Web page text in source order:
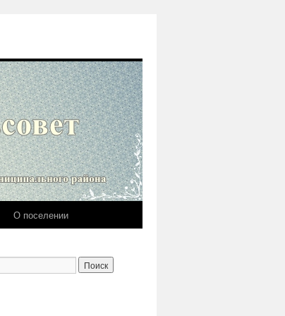
О поселении